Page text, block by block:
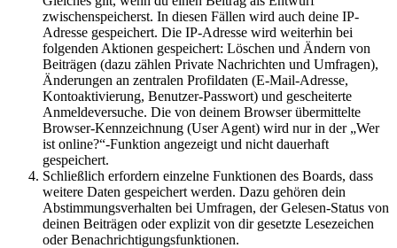
zwischenspeicherst. In diesen Fällen wird auch deine IP-
Adresse gespeichert. Die IP-Adresse wird weiterhin bei
folgenden Aktionen gespeichert: Löschen und Ändern von
Beiträgen (dazu zählen Private Nachrichten und Umfragen),
Änderungen an zentralen Profildaten (E-Mail-Adresse,
Kontoaktivierung, Benutzer-Passwort) und gescheiterte
Anmeldeversuche. Die von deinem Browser übermittelte
Browser-Kennzeichnung (User Agent) wird nur in der „Wer
ist online?“-Funktion angezeigt und nicht dauerhaft
gespeichert.
Schließlich erfordern einzelne Funktionen des Boards, dass
weitere Daten gespeichert werden. Dazu gehören dein
Abstimmungsverhalten bei Umfragen, der Gelesen-Status von
deinen Beiträgen oder explizit von dir gesetzte Lesezeichen
oder Benachrichtigungsfunktionen.